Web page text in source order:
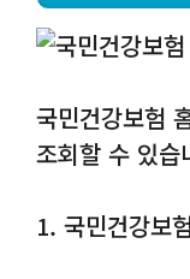
국민건강보험
조회할 수 있습
1. 국민건강보